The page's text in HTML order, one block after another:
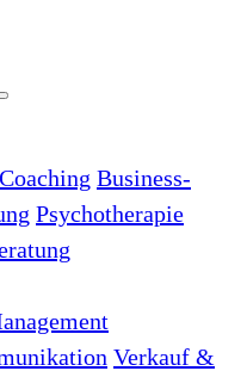
Business-
Psychotherapie
Verkauf &